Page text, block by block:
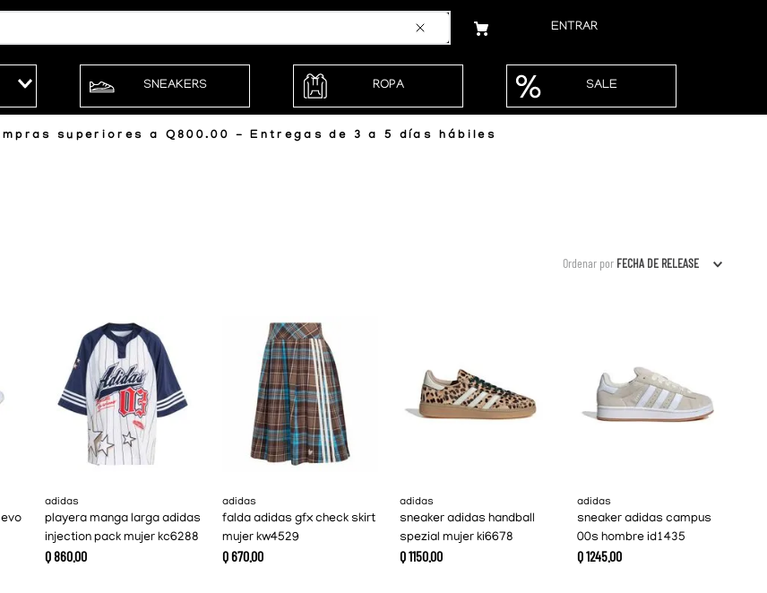
ENTRAR
SNEAKERS ROPA SALE
superiores a Q800.00 - Entregas de 3 a 5 días hábiles
Ordenar por FECHA DE RELEASE
adidas
playera manga larga adidas
injection pack mujer kc6288
Q86000
adidas
falda adidas gfx check skirt
mujer kw4529
Q67000
adidas
sneaker adidas handball
spezial mujer ki6678
Q115000
adidas
sneaker adidas campus
00s hombre id1435
Q124500